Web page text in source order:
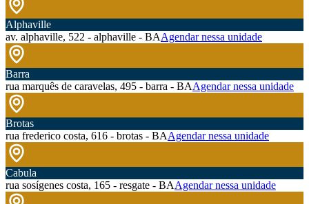
Alphaville
av. alphaville, 522 - alphaville - BAAgendar nessa unidade
Barra
rua marquês de caravelas, 495 - barra - BAAgendar nessa unidade
Brotas
rua frederico costa, 616 - brotas - BAAgendar nessa unidade
Cabula
rua sosígenes costa, 165 - resgate - BAAgendar nessa unidade